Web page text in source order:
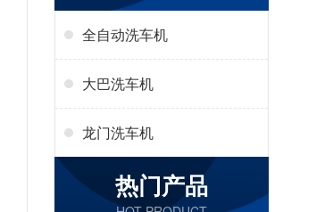
全自动洗车机
大巴洗车机
龙门洗车机
热门产品